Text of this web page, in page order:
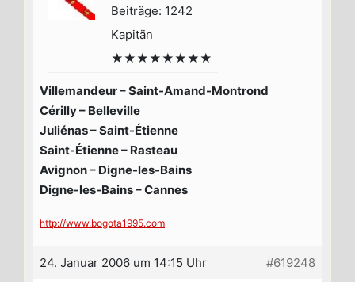
Beiträge: 1242
Kapitän
★★★★★★★★
Villemandeur – Saint-Amand-Montrond
Cérilly – Belleville
Juliénas – Saint-Étienne
Saint-Étienne – Rasteau
Avignon – Digne-les-Bains
Digne-les-Bains – Cannes
http://www.bogota1995.com
24. Januar 2006 um 14:15 Uhr #619248